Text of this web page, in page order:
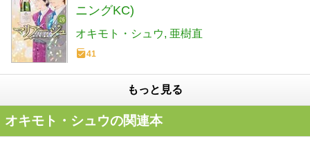
ニングKC)
オキモト・シュウ 亜樹直
41
もっと見る
オキモト・シュウの関連本